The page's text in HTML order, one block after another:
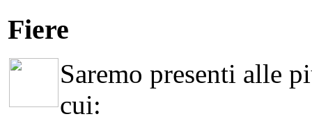
Fiere
Saremo presenti alle
cui: